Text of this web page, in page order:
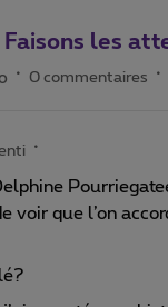
les
0 commentaires
voir que l’on